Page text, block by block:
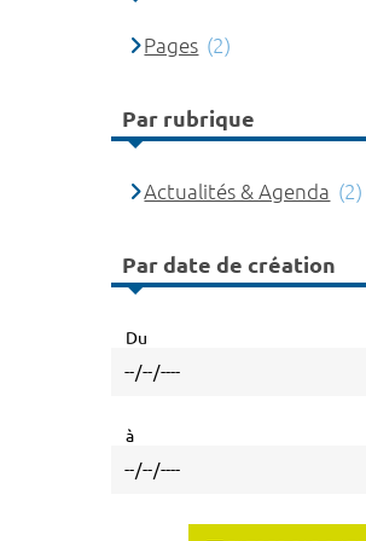
Pages (2)
Par rubrique
Actualités & Agenda (2)
Par date de création
Du
à